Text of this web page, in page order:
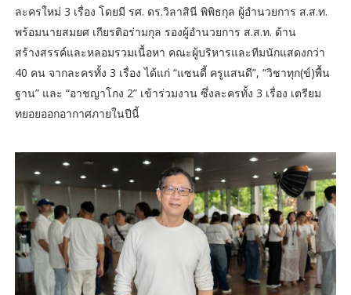
ละครใหม่ 3 เรื่อง โดยมี รศ. ดร.วิลาสินี พิพิธกุล ผู้อำนวยการ ส.ส.ท.
พร้อมนายสมยศ เกียรติอร่ามกุล รองผู้อำนวยการ ส.ส.ท. ด้าน
สร้างสรรค์และหลอมรวมเนื้อหา คณะผู้บริหารและทีมนักแสดงกว่า
40 คน จากละครทั้ง 3 เรื่อง ได้แก่ “แซนดี้ ครูแสนดี”, “วิชาทุก(ข์)พื้น
ฐาน” และ “อาชญาโกง 2” เข้าร่วมงาน ซึ่งละครทั้ง 3 เรื่อง เตรียม
ทยอยออกอากาศภายในปีนี้